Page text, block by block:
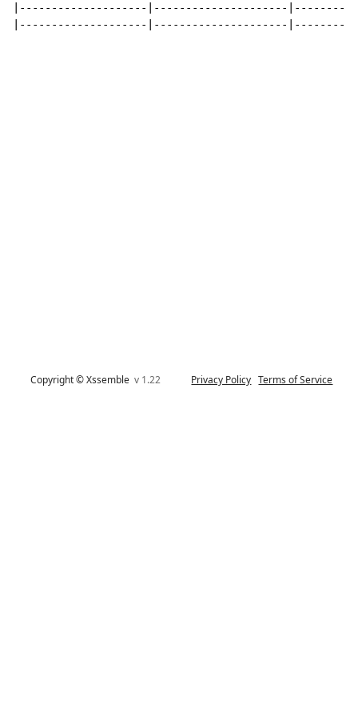
|--------------------|---------------------
|--------------------|---------------------
Copyright © Xssemblev 1.22 Privacy Policy Terms of Service